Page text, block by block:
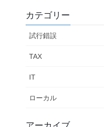
カテゴリー
試行錯誤
TAX
IT
ローカル